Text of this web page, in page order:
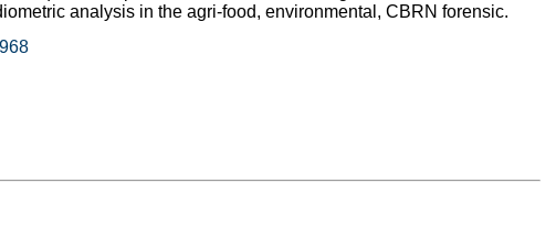
analysis in the agri-food, environmental, CBRN forensic.